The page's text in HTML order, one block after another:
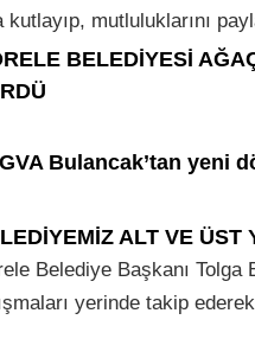
kutlayıp, mutluluklarını
BELEDİYESİ
Bulancak’tan yeni
ALT VE ÜST
Belediye Başkanı
yerinde takip